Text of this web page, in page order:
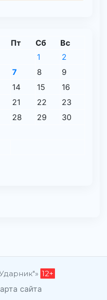
Пт Сб Вс
1
2
7 8
9
14 15
16
21 22
23
28 29
30
12+
сайта